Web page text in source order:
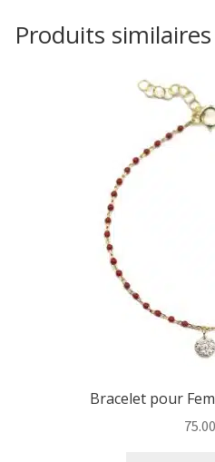
Produits similaires
Bracelet pour
75.00